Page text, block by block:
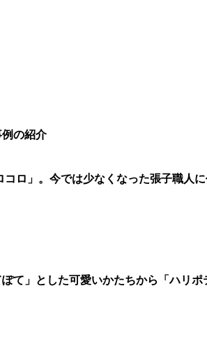
の紹介
ロ」。今では少なくなった張子職人
」とした可愛いかたちから「ハリポ